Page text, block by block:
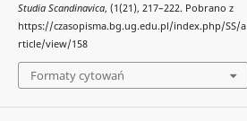
Studia Scandinavica, (1(21), 217–222. Pobrano z
https://czasopisma.bg.ug.edu.pl/index.php/SS/a
rticle/view/158
Formaty cytowań